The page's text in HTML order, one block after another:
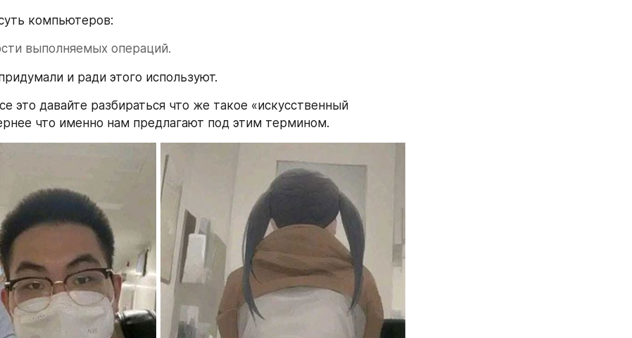
компьютеров:
выполняемых операций.
и ради этого используют.
это давайте разбираться что же такое «искусственный
что именно нам предлагают под этим термином.